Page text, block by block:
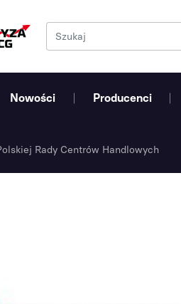
Nowości Producenci
Rady Centrów Handlowych